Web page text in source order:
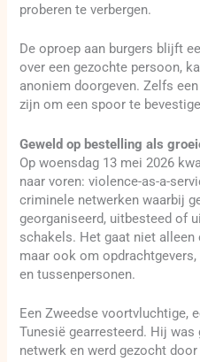
proberen te verbergen.
De oproep aan burgers blijft
over een gezochte persoon,
anoniem doorgeven. Zelfs
zijn om een spoor te
Geweld op bestelling als
Op woensdag 13 mei 2026
naar voren: violence-as-a-
criminele netwerken waarbij
georganiseerd, uitbesteed of
schakels. Het gaat niet
maar ook om
en tussenpersonen.
Een Zweedse voortvluchtige,
Tunesië gearresteerd. Hij
netwerk en werd gezocht